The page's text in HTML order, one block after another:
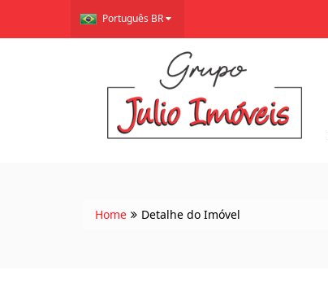
Português BR
Home Detalhe do Imóvel